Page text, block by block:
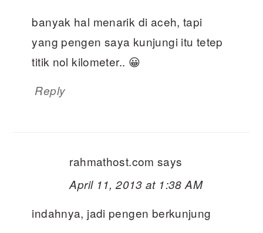
banyak hal menarik di aceh, tapi
yang pengen saya kunjungi itu tetep
titik nol kilometer.. 😀
Reply
rahmathost.com says
April 11, 2013 at 1:38 AM
indahnya, jadi pengen berkunjung